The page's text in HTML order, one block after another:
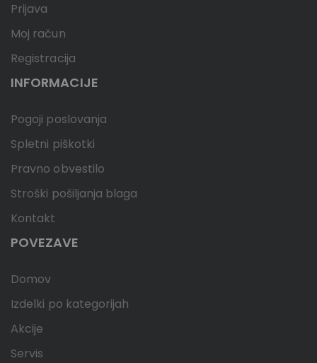
Prijava
Moj račun
Registracija
INFORMACIJE
Pogoji poslovanja
Spletni piškotki
Pravno obvestilo
Stroški pošiljanja blaga
Kontakt
POVEZAVE
Domov
Izdelki po kategorijah
Akcije
Servis